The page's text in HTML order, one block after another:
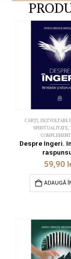
CĂRȚI, DEZVOLTARE
SPIRITUALITATE,
Despre Ingeri.
59,90
ADAUGĂ